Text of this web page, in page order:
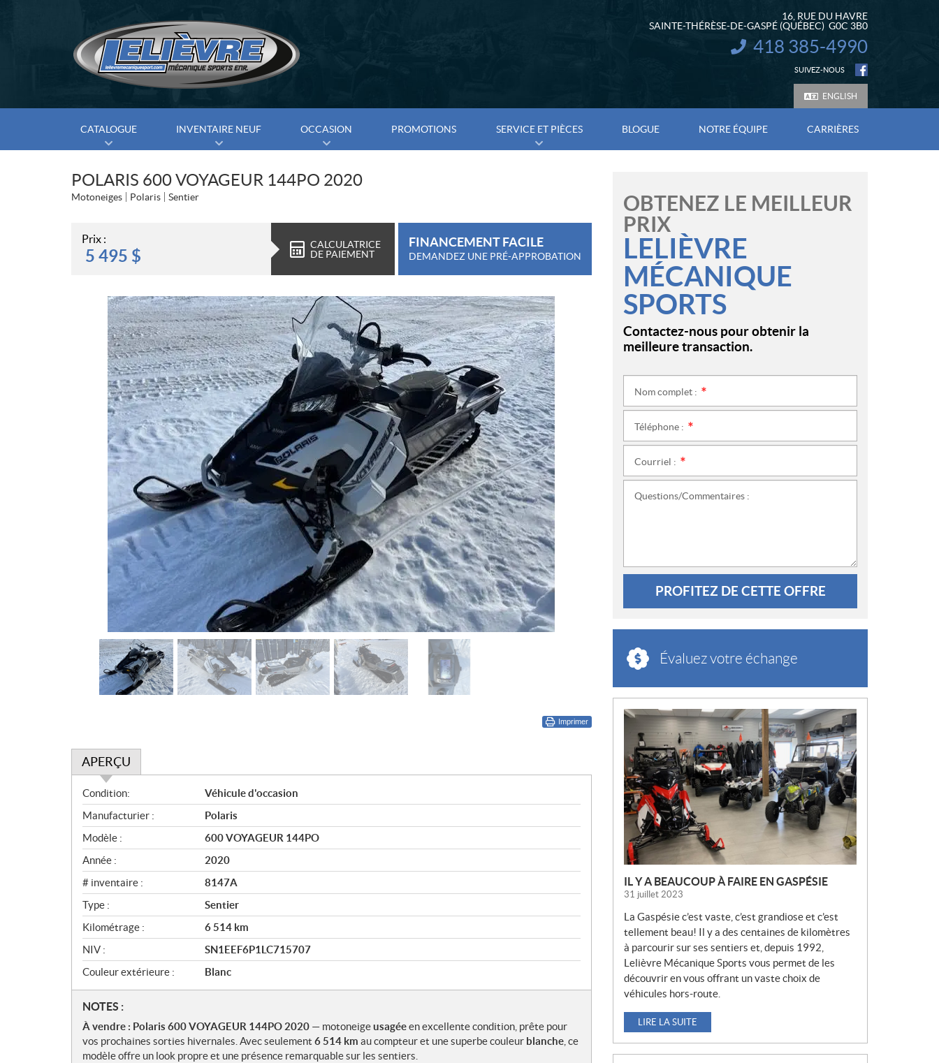
16, RUE DU HAVRE
SAINTE-THÉRÈSE-DE-GASPÉ (QUÉBEC) G0C 3B0
INFORMATION :
418 385-4990
SUIVEZ-NOUS
ENGLISH
CATALOGUE INVENTAIRE NEUF OCCASION PROMOTIONS SERVICE ET PIÈCES BLOGUE NOTRE ÉQUIPE CARRIÈRES
POLARIS 600 VOYAGEUR 144PO 2020
Motoneiges Polaris Sentier
Prix :
5 495 $
CALCULATRICE
DE PAIEMENT
FINANCEMENT FACILE
DEMANDEZ UNE PRÉ-APPROBATION
Imprimer
APERÇU
A
p
e
r
ç
u
Condition:
Véhicule d'occasion
Manufacturier :
Polaris
Modèle :
600 VOYAGEUR 144PO
Année :
2020
# inventaire :
8147A
Type :
Sentier
Kilométrage :
6 514 km
NIV :
SN1EEF6P1LC715707
Couleur extérieure :
Blanc
N
o
t
e
NOTES :
À vendre : Polaris 600 VOYAGEUR 144PO 2020 — motoneigeusagéeen excellente condition, prête pour
vos prochaines sorties hivernales. Avec seulement 6 514 km au compteur et une superbe couleur blanche , ce
modèle offre un look propre et une présence remarquable sur les sentiers.
OBTENEZ LE MEILLEUR
PRIX
LELIÈVRE
MÉCANIQUE
SPORTS
Contactez-nous pour obtenir la
meilleure transaction.
Nom complet :
Téléphone :
Courriel :
Questions/Commentaires :
PROFITEZ DE CETTE OFFRE
Évaluez votre échange
N
U
V
E
L
L
E
S
IL Y A BEAUCOUP À FAIRE EN GASPÉSIE
31 juillet 2023
La Gaspésie c’est vaste, c’est grandiose et c’est
tellement beau! Il y a des centaines de kilomètres
à parcourir sur ses sentiers et, depuis 1992,
Lelièvre Mécanique Sports vous permet de les
découvrir en vous offrant un vaste choix de
véhicules hors-route.
LIRE LA SUITE